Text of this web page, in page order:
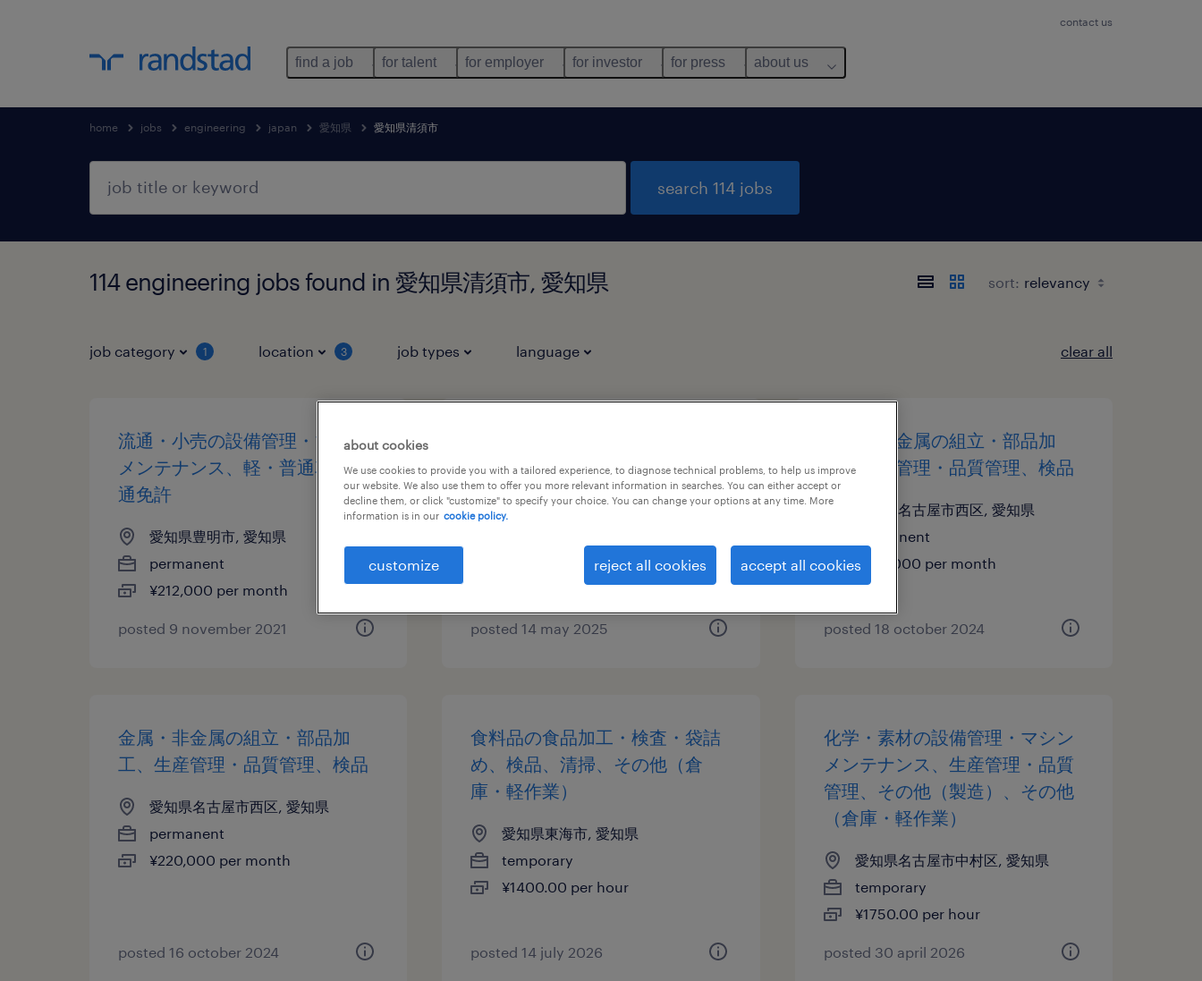
contact us
find a job for talent for employer for investor for press about us
home jobs engineering japan 愛知県 愛知県清須市
search 114 jobs
114 engineering jobs found in 愛知県清須市, 愛知県 sort:
job category 1 location 3 job types language clear all
流通・小売の設備管理・マシン
メンテナンス、軽・普通車、普
通免許
愛知県豊明市, 愛知県
permanent
¥212,000 per month
posted 9 november 2021
保守管理
愛知, 愛知県
¥3,240,000 - ¥4,000,000 per
year, 年収324 ～ 400万円
posted 14 may 2025
金属・非金属の組立・部品加
工、生産管理・品質管理、検品
愛知県名古屋市西区, 愛知県
permanent
¥220,000 per month
posted 18 october 2024
金属・非金属の組立・部品加
工、生産管理・品質管理、検品
愛知県名古屋市西区, 愛知県
permanent
¥220,000 per month
posted 16 october 2024
食料品の食品加工・検査・袋詰
め、検品、清掃、その他（倉
庫・軽作業）
愛知県東海市, 愛知県
temporary
¥1400.00 per hour
posted 14 july 2026
化学・素材の設備管理・マシン
メンテナンス、生産管理・品質
管理、その他（製造）、その他
（倉庫・軽作業）
愛知県名古屋市中村区, 愛知県
temporary
¥1750.00 per hour
posted 30 april 2026
about cookies
We use cookies to provide you with a tailored experience, to diagnose technical problems, to help us improve
our website. We also use them to offer you more relevant information in searches. You can either accept or
decline them, or click "customize" to specify your choice. You can change your options at any time. More
information is in our cookie policy.
customize reject all cookies accept all cookies